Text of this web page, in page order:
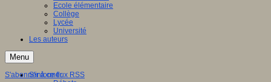
Ecole élémentaire
Collège
Lycée
Université
Les auteurs
Menu
S'informer
S'abonner à ce flux RSS